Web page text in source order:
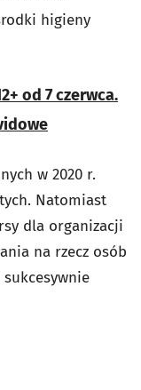
higieny
od 7 czerwca.
w 2020 r.
Natomiast
dla organizacji
na rzecz osób